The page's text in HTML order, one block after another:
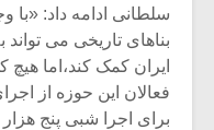
سلطانی ادامه داد:
بناهای تاریخی می
ایران کمک کند،اما هیچ
فعالان این حوزه از
برای اجرا شبی پنج هزار